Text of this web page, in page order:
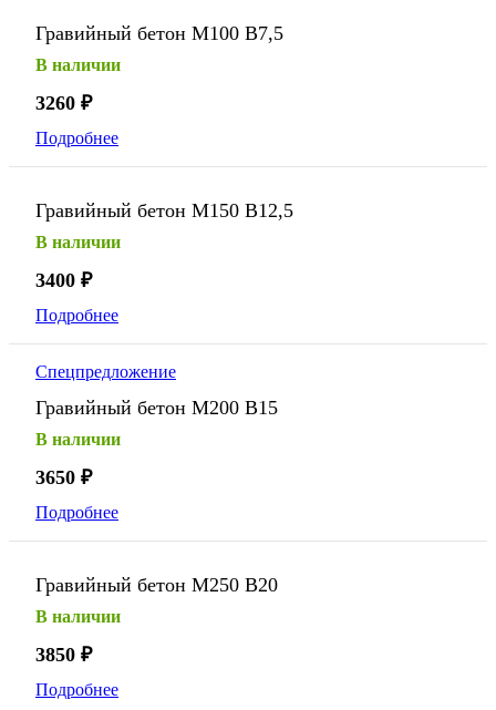
Гравийный бетон М100 В7,5
В наличии
3260 ₽
Подробнее
Гравийный бетон М150 В12,5
В наличии
3400 ₽
Подробнее
Спецпредложение
Гравийный бетон М200 В15
В наличии
3650 ₽
Подробнее
Гравийный бетон М250 В20
В наличии
3850 ₽
Подробнее